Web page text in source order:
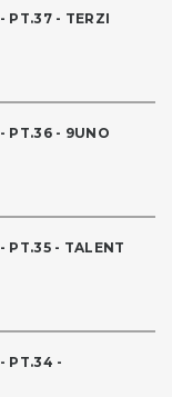
PT.37 - TERZI
PT.36 - 9UNO
PT.35 - TALENT
PT.34 -